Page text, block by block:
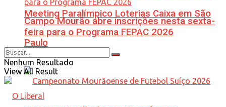
Meeting Paralímpico Loterias Caixa em São
Paulo
Campo Mourão abre inscrições nesta sexta-
feira para o Programa FEPAC 2026
Nenhum Resultado
View All Result